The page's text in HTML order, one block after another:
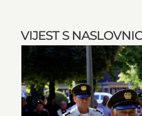
VIJEST S